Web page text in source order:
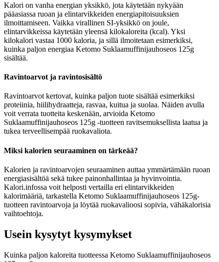
Kalori on vanha energian yksikkö, jota käytetään nykyään
pääasiassa ruoan ja elintarvikkeiden energiapitoisuuksien
ilmoittamiseen. Vaikka virallinen SI-yksikkö on joule,
elintarvikkeissa käytetään yleensä kilokaloreita (kcal). Yksi
kilokalori vastaa 1000 kaloria, ja sillä ilmoitetaan esimerkiksi,
kuinka paljon energiaa Ketomo Suklaamuffinijauhoseos 125g
sisältää.
Ravintoarvot ja ravintosisältö
Ravintoarvot kertovat, kuinka paljon tuote sisältää esimerkiksi
proteiinia, hiilihydraatteja, rasvaa, kuitua ja suolaa. Näiden avulla
voit verrata tuotteita keskenään, arvioida Ketomo
Suklaamuffinijauhoseos 125g -tuotteen ravitsemuksellista laatua ja
tukea terveellisempää ruokavaliota.
Miksi kalorien seuraaminen on tärkeää?
Kalorien ja ravintoarvojen seuraaminen auttaa ymmärtämään ruoan
energiasisältöä sekä tukee painonhallintaa ja hyvinvointia.
Kalori.infossa voit helposti vertailla eri elintarvikkeiden
kalorimääriä, tarkastella Ketomo Suklaamuffinijauhoseos 125g-
tuotteen ravintoarvoja ja löytää ruokavalioosi sopivia, vähäkalorisia
vaihtoehtoja.
Usein kysytyt kysymykset
Kuinka paljon kaloreita tuotteessa Ketomo Suklaamuffinijauhoseos